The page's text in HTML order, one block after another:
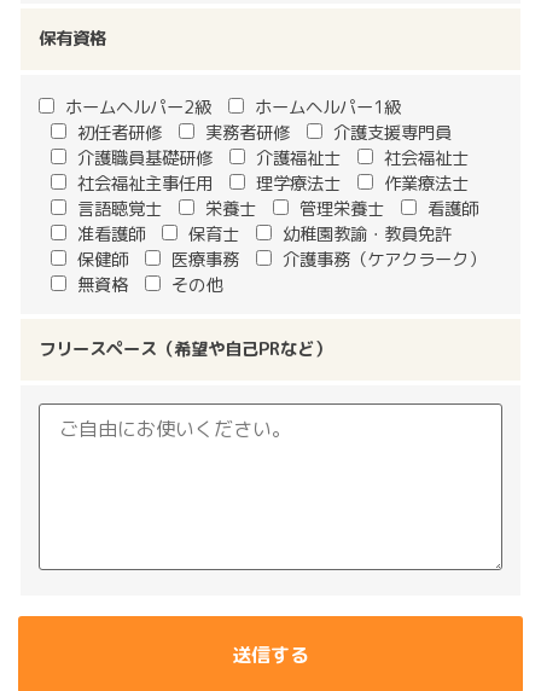
保有資格
ホームヘルパー2級
ホームヘルパー1級
初任者研修
実務者研修
介護支援専門員
介護職員基礎研修
介護福祉士
社会福祉士
社会福祉主事任用
理学療法士
作業療法士
言語聴覚士
栄養士 管理栄養士
看護師
准看護師
保育士
幼稚園教諭・教員免許
保健師
医療事務
介護事務（ケアクラーク）
無資格
その他
フリースペース（希望や自己PRなど）
送信する